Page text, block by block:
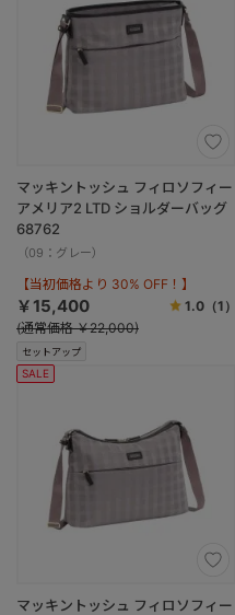
セットアップ
マッキントッシュ フィロソフィー
アメリア2 LTD ショルダーバッグ
68762
（09：グレー）
【当初価格より 30% OFF！】
￥15,400 1.0（1）
(通常価格 ￥22,000)
SALE
マッキントッシュ フィロソフィー